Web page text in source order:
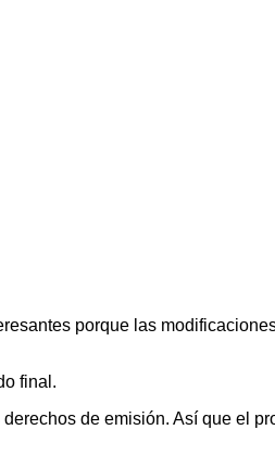
porque las
final.
de emisión. Así que el